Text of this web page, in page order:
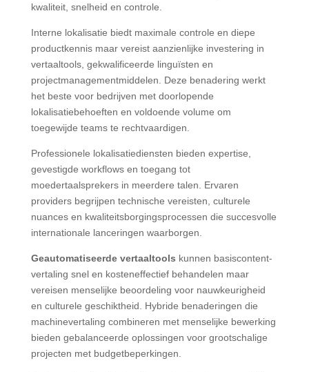
kwaliteit, snelheid en controle.
Interne lokalisatie biedt maximale controle en diepe
productkennis maar vereist aanzienlijke investering in
vertaaltools, gekwalificeerde linguïsten en
projectmanagementmiddelen. Deze benadering werkt
het beste voor bedrijven met doorlopende
lokalisatiebehoeften en voldoende volume om
toegewijde teams te rechtvaardigen.
Professionele lokalisatiediensten bieden expertise,
gevestigde workflows en toegang tot
moedertaalsprekers in meerdere talen. Ervaren
providers begrijpen technische vereisten, culturele
nuances en kwaliteitsborgingsprocessen die succesvolle
internationale lanceringen waarborgen.
Geautomatiseerde vertaaltools kunnen basiscontent-
vertaling snel en kosteneffectief behandelen maar
vereisen menselijke beoordeling voor nauwkeurigheid
en culturele geschiktheid. Hybride benaderingen die
machinevertaling combineren met menselijke bewerking
bieden gebalanceerde oplossingen voor grootschalige
projecten met budgetbeperkingen.